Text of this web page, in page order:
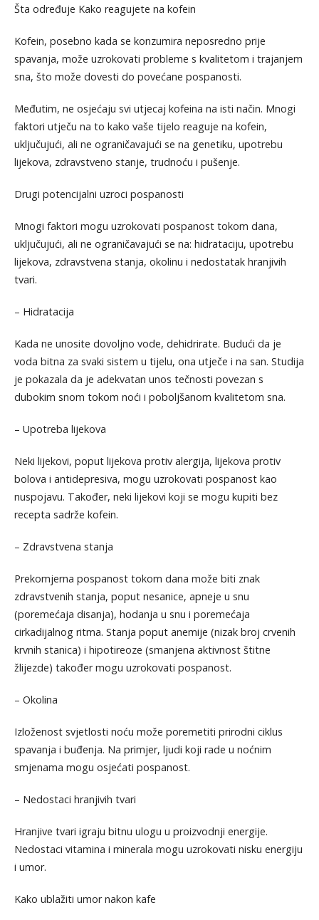
Šta određuje Kako reagujete na kofein
Kofein, posebno kada se konzumira neposredno prije
spavanja, može uzrokovati probleme s kvalitetom i trajanjem
sna, što može dovesti do povećane pospanosti.
Međutim, ne osjećaju svi utjecaj kofeina na isti način. Mnogi
faktori utječu na to kako vaše tijelo reaguje na kofein,
uključujući, ali ne ograničavajući se na genetiku, upotrebu
lijekova, zdravstveno stanje, trudnoću i pušenje.
Drugi potencijalni uzroci pospanosti
Mnogi faktori mogu uzrokovati pospanost tokom dana,
uključujući, ali ne ograničavajući se na: hidrataciju, upotrebu
lijekova, zdravstvena stanja, okolinu i nedostatak hranjivih
tvari.
– Hidratacija
Kada ne unosite dovoljno vode, dehidrirate. Budući da je
voda bitna za svaki sistem u tijelu, ona utječe i na san. Studija
je pokazala da je adekvatan unos tečnosti povezan s
dubokim snom tokom noći i poboljšanom kvalitetom sna.
– Upotreba lijekova
Neki lijekovi, poput lijekova protiv alergija, lijekova protiv
bolova i antidepresiva, mogu uzrokovati pospanost kao
nuspojavu. Također, neki lijekovi koji se mogu kupiti bez
recepta sadrže kofein.
– Zdravstvena stanja
Prekomjerna pospanost tokom dana može biti znak
zdravstvenih stanja, poput nesanice, apneje u snu
(poremećaja disanja), hodanja u snu i poremećaja
cirkadijalnog ritma. Stanja poput anemije (nizak broj crvenih
krvnih stanica) i hipotireoze (smanjena aktivnost štitne
žlijezde) također mogu uzrokovati pospanost.
– Okolina
Izloženost svjetlosti noću može poremetiti prirodni ciklus
spavanja i buđenja. Na primjer, ljudi koji rade u noćnim
smjenama mogu osjećati pospanost.
– Nedostaci hranjivih tvari
Hranjive tvari igraju bitnu ulogu u proizvodnji energije.
Nedostaci vitamina i minerala mogu uzrokovati nisku energiju
i umor.
Kako ublažiti umor nakon kafe